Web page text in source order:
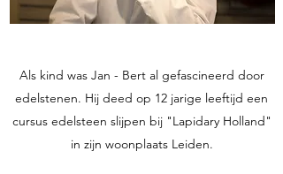
Als kind was Jan - Bert al gefascineerd door
edelstenen. Hij deed op 12 jarige leeftijd een
cursus edelsteen slijpen bij "Lapidary Holland"
in zijn woonplaats Leiden.